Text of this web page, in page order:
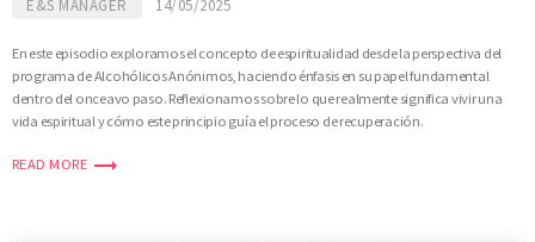
E&S MANAGER 14/05/2025
En este episodio exploramos el concepto de espiritualidad desde la perspectiva del
programa de Alcohólicos Anónimos, haciendo énfasis en su papel fundamental
dentro del onceavo paso. Reflexionamos sobre lo que realmente significa vivir una
vida espiritual y cómo este principio guía el proceso de recuperación.
READ MORE trending_flat